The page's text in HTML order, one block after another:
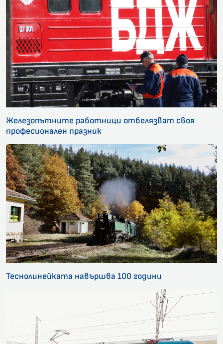
Железопътните работници отбелязват своя
професионален празник
Теснолинейката навършва 100 години